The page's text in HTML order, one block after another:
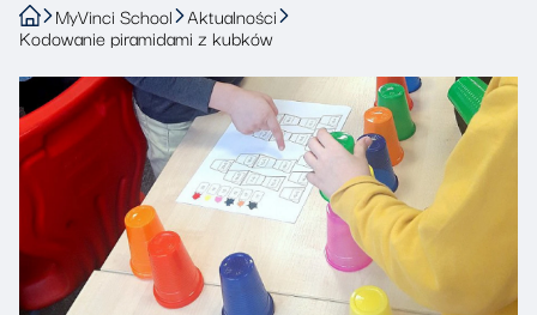
MyVinci School Aktualności
Kodowanie piramidami z kubków